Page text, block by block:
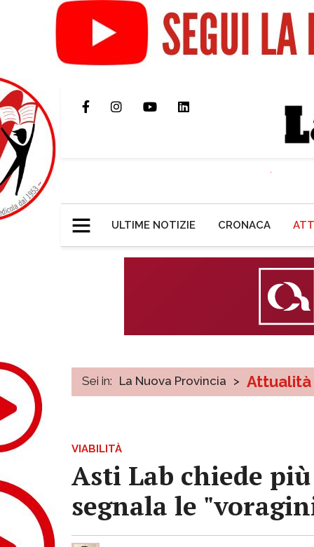
ULTIME NOTIZIE CRONACA
Sei in: La Nuova Provincia > Attualità
VIABILITÀ
Asti Lab chiede
segnala le